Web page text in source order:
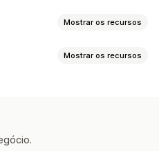
Mostrar os recursos
de comportamento
Mostrar os recursos
frequentes